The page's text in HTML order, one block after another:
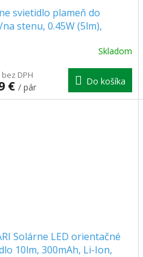
svietidlo plameň do
stenu, 0.45W (5lm),
Skladom
bez DPH
€ / pár
Do košíka
Solárne LED orientačné
10lm, 300mAh, Li-Ion,